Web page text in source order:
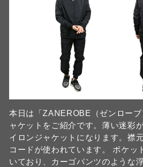
本日は「ZANEROBE（ゼンロー
ャケットをご紹介です。薄い迷彩
イロンジャケットになります。襟
コードが使われています。 ポケッ
いており、カーゴパンツのような